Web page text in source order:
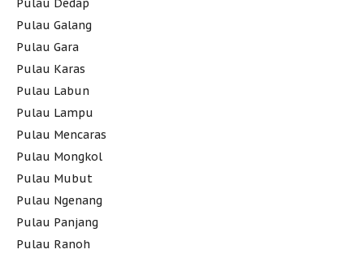
Pulau Dedap
Pulau Galang
Pulau Gara
Pulau Karas
Pulau Labun
Pulau Lampu
Pulau Mencaras
Pulau Mongkol
Pulau Mubut
Pulau Ngenang
Pulau Panjang
Pulau Ranoh